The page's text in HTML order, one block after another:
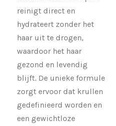
reinigt direct en
hydrateert zonder het
haar uit te drogen,
waardoor het haar
gezond en levendig
blijft. De unieke formule
zorgt ervoor dat krullen
gedefinieerd worden en
een gewichtloze